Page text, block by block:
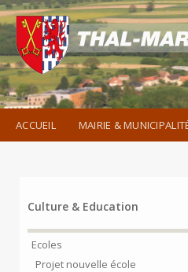
ACCUEIL MAIRIE &
Culture & Education
Ecoles
Projet nouvelle école